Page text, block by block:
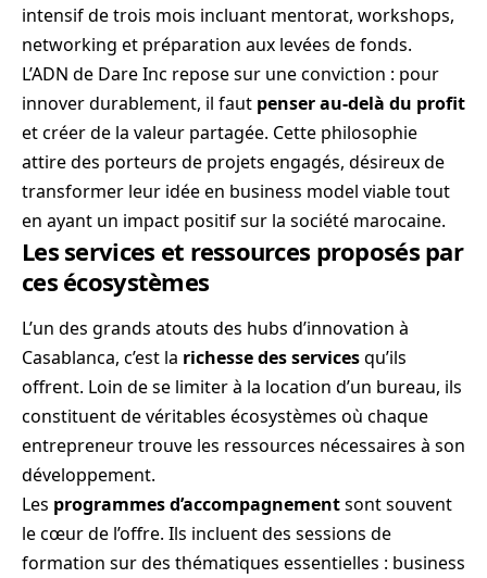
intensif de trois mois incluant mentorat, workshops,
networking et préparation aux levées de fonds.
L’ADN de Dare Inc repose sur une conviction : pour
innover durablement, il faut penser au-delà du profit
et créer de la valeur partagée. Cette philosophie
attire des porteurs de projets engagés, désireux de
transformer leur idée en business model viable tout
en ayant un impact positif sur la société marocaine.
Les services et ressources proposés par
ces écosystèmes
L’un des grands atouts des hubs d’innovation à
Casablanca, c’est la richesse des servicesqu’ils
offrent. Loin de se limiter à la location d’un bureau, ils
constituent de véritables écosystèmes où chaque
entrepreneur trouve les ressources nécessaires à son
développement.
Les programmes d’accompagnementsont souvent
le cœur de l’offre. Ils incluent des sessions de
formation sur des thématiques essentielles : business